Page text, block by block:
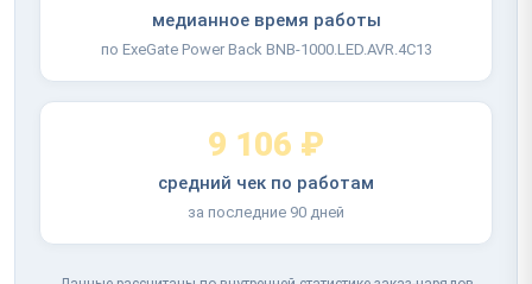
медианное время работы
по ExeGate Power Back BNB-1000.LED.AVR.4C13
9 106 ₽
средний чек по работам
за последние 90 дней